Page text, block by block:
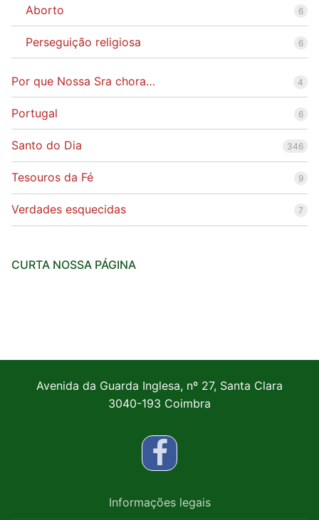
Aborto 6
Perseguição religiosa 6
Por que Nossa Sra chora… 4
Portugal 6
Santo do Dia 346
Tesouros da Fé 9
Verdades esquecidas 7
CURTA NOSSA PÁGINA
Avenida da Guarda Inglesa, nº 27, Santa Clara
3040-193 Coimbra
Informações legais